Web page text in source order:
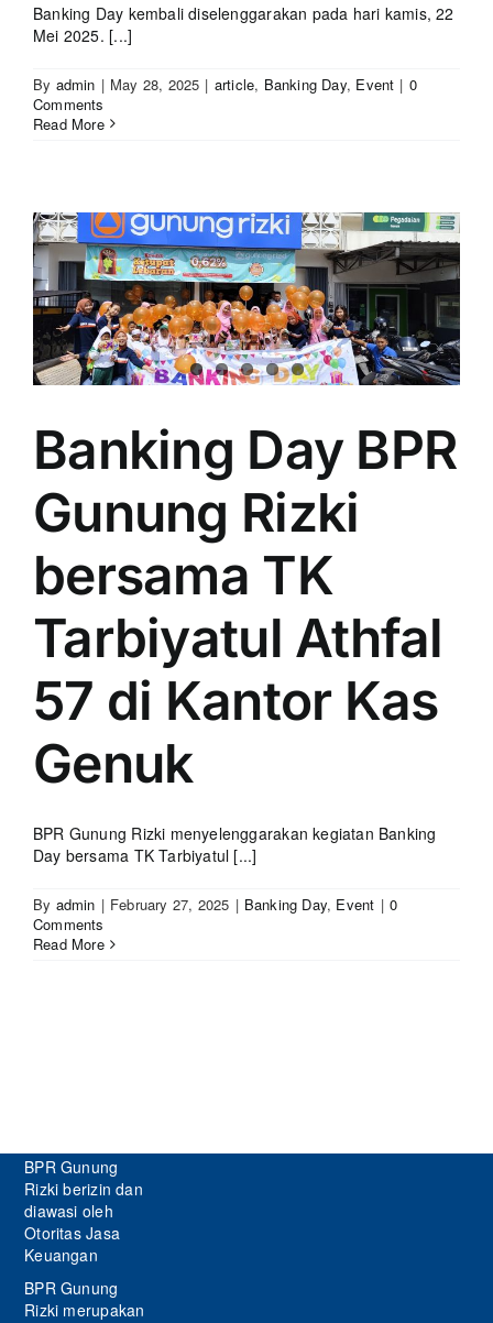
Banking Day kembali diselenggarakan pada hari kamis, 22
Mei 2025. [...]
By admin | May 28, 2025 | article, Banking Day, Event | 0
Comments
Read More
Banking Day BPR
Gunung Rizki
bersama TK
Tarbiyatul Athfal
57 di Kantor Kas
Genuk
BPR Gunung Rizki menyelenggarakan kegiatan Banking
Day bersama TK Tarbiyatul [...]
By admin | February 27, 2025 | Banking Day, Event | 0
Comments
Read More
BPR Gunung
Rizki berizin dan
diawasi oleh
Otoritas Jasa
Keuangan
BPR Gunung
Rizki merupakan